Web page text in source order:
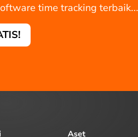
time tracking terbaik...
Aset